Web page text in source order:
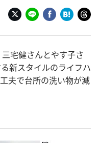
宅健さんとやす子さ
新スタイルのライフハ
夫で台所の洗い物が減